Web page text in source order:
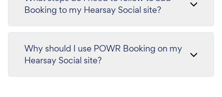
Booking to my Hearsay Social site?
Why should I use POWR Booking on my
Hearsay Social site?